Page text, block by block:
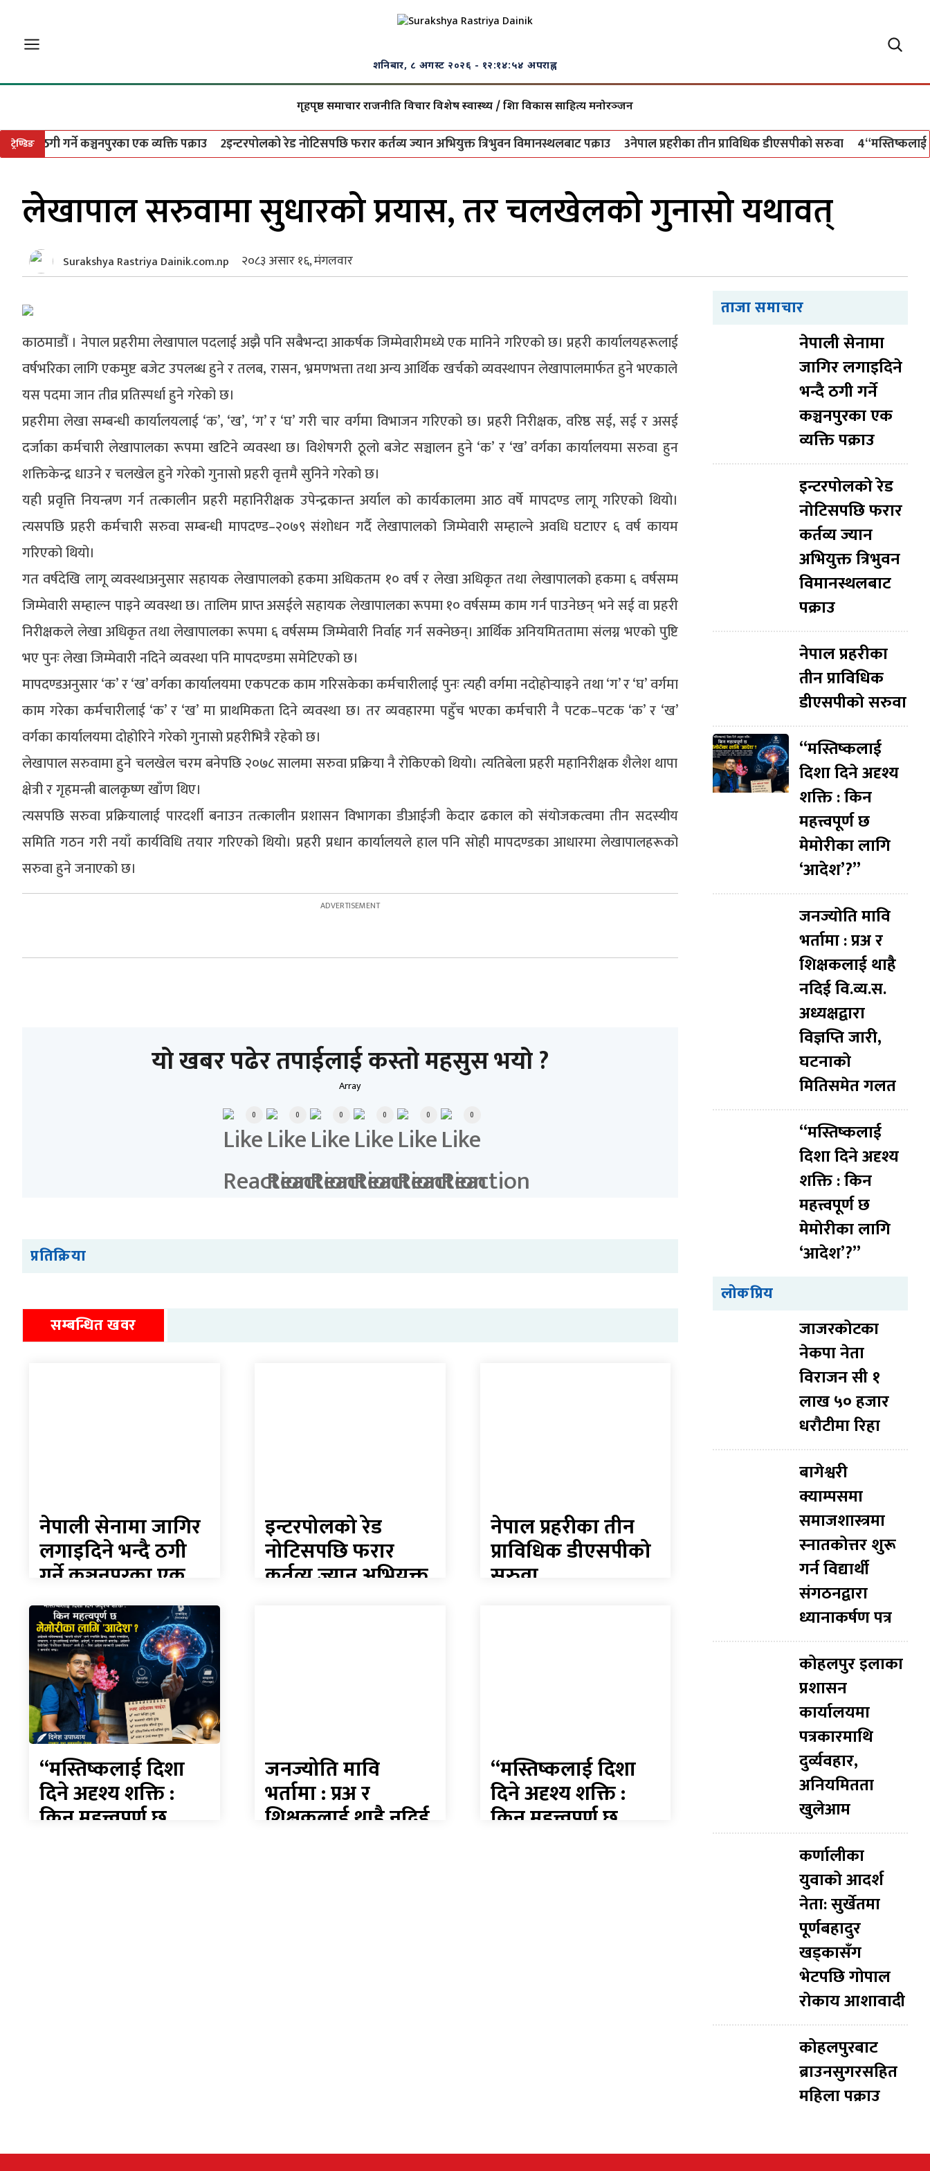
शनिबार, ८ अगस्ट २०२६ - १२:१४:५५ अपराह्न
गृहपृष्ठसमाचारराजनीतिविचारविशेषस्वास्थ्य / शिक्षाविकाससाहित्यमनोरञ्जन
ट्रेण्डिङ
ठगी गर्ने कञ्चनपुरका एक व्यक्ति पक्राउ 2इन्टरपोलको रेड नोटिसपछि फरार कर्तव्य ज्यान अभियुक्त त्रिभुवन विमानस्थलबाट पक्राउ 3नेपाल प्रहरीका तीन प्राविधिक डीएसपीको सरुवा 4“मस्तिष्कलाई
लेखापाल सरुवामा सुधारको प्रयास, तर चलखेलको गुनासो यथावत्
Surakshya Rastriya Dainik.com.np २०८३ असार १६, मंगलवार
काठमाडौं । नेपाल प्रहरीमा लेखापाल पदलाई अझै पनि सबैभन्दा आकर्षक जिम्मेवारीमध्ये एक मानिने गरिएको छ। प्रहरी कार्यालयहरूलाई
वर्षभरिका लागि एकमुष्ट बजेट उपलब्ध हुने र तलब, रासन, भ्रमणभत्ता तथा अन्य आर्थिक खर्चको व्यवस्थापन लेखापालमार्फत हुने भएकाले
यस पदमा जान तीव्र प्रतिस्पर्धा हुने गरेको छ।
प्रहरीमा लेखा सम्बन्धी कार्यालयलाई ‘क’, ‘ख’, ‘ग’ र ‘घ’ गरी चार वर्गमा विभाजन गरिएको छ। प्रहरी निरीक्षक, वरिष्ठ सई, सई र असई
दर्जाका कर्मचारी लेखापालका रूपमा खटिने व्यवस्था छ। विशेषगरी ठूलो बजेट सञ्चालन हुने ‘क’ र ‘ख’ वर्गका कार्यालयमा सरुवा हुन
शक्तिकेन्द्र धाउने र चलखेल हुने गरेको गुनासो प्रहरी वृत्तमै सुनिने गरेको छ।
यही प्रवृत्ति नियन्त्रण गर्न तत्कालीन प्रहरी महानिरीक्षक उपेन्द्रकान्त अर्याल को कार्यकालमा आठ वर्षे मापदण्ड लागू गरिएको थियो।
त्यसपछि प्रहरी कर्मचारी सरुवा सम्बन्धी मापदण्ड–२०७९ संशोधन गर्दै लेखापालको जिम्मेवारी सम्हाल्ने अवधि घटाएर ६ वर्ष कायम
गरिएको थियो।
गत वर्षदेखि लागू व्यवस्थाअनुसार सहायक लेखापालको हकमा अधिकतम १० वर्ष र लेखा अधिकृत तथा लेखापालको हकमा ६ वर्षसम्म
जिम्मेवारी सम्हाल्न पाइने व्यवस्था छ। तालिम प्राप्त असईले सहायक लेखापालका रूपमा १० वर्षसम्म काम गर्न पाउनेछन् भने सई वा प्रहरी
निरीक्षकले लेखा अधिकृत तथा लेखापालका रूपमा ६ वर्षसम्म जिम्मेवारी निर्वाह गर्न सक्नेछन्। आर्थिक अनियमिततामा संलग्न भएको पुष्टि
भए पुनः लेखा जिम्मेवारी नदिने व्यवस्था पनि मापदण्डमा समेटिएको छ।
मापदण्डअनुसार ‘क’ र ‘ख’ वर्गका कार्यालयमा एकपटक काम गरिसकेका कर्मचारीलाई पुनः त्यही वर्गमा नदोहोर्‍याइने तथा ‘ग’ र ‘घ’ वर्गमा
काम गरेका कर्मचारीलाई ‘क’ र ‘ख’ मा प्राथमिकता दिने व्यवस्था छ। तर व्यवहारमा पहुँच भएका कर्मचारी नै पटक–पटक ‘क’ र ‘ख’
वर्गका कार्यालयमा दोहोरिने गरेको गुनासो प्रहरीभित्रै रहेको छ।
लेखापाल सरुवामा हुने चलखेल चरम बनेपछि २०७८ सालमा सरुवा प्रक्रिया नै रोकिएको थियो। त्यतिबेला प्रहरी महानिरीक्षक शैलेश थापा
क्षेत्री र गृहमन्त्री बालकृष्ण खाँण थिए।
त्यसपछि सरुवा प्रक्रियालाई पारदर्शी बनाउन तत्कालीन प्रशासन विभागका डीआईजी केदार ढकाल को संयोजकत्वमा तीन सदस्यीय
समिति गठन गरी नयाँ कार्यविधि तयार गरिएको थियो। प्रहरी प्रधान कार्यालयले हाल पनि सोही मापदण्डका आधारमा लेखापालहरूको
सरुवा हुने जनाएको छ।
यो खबर पढेर तपाईलाई कस्तो महसुस भयो ?
Array
0 0 0 0 0 0
प्रतिक्रिया
सम्बन्धित खवर
नेपाली सेनामा जागिर
लगाइदिने भन्दै ठगी
गर्ने कञ्चनपुरका एक
व्यक्ति पक्राउ
इन्टरपोलको रेड
नोटिसपछि फरार
कर्तव्य ज्यान अभियुक्त
नेपाल प्रहरीका तीन
प्राविधिक डीएसपीको
सरुवा
“मस्तिष्कलाई दिशा
दिने अदृश्य शक्ति :
किन महत्त्वपूर्ण छ
जनज्योति मावि
भर्तामा : प्रअ र
शिक्षकलाई थाहै नदिई
“मस्तिष्कलाई दिशा
दिने अदृश्य शक्ति :
किन महत्त्वपूर्ण छ
ताजा समाचार
नेपाली सेनामा
जागिर लगाइदिने
भन्दै ठगी गर्ने
कञ्चनपुरका एक
व्यक्ति पक्राउ
इन्टरपोलको रेड
नोटिसपछि फरार
कर्तव्य ज्यान
अभियुक्त त्रिभुवन
विमानस्थलबाट
पक्राउ
नेपाल प्रहरीका
तीन प्राविधिक
डीएसपीको सरुवा
“मस्तिष्कलाई
दिशा दिने अदृश्य
शक्ति : किन
महत्त्वपूर्ण छ
मेमोरीका लागि
‘आदेश’?”
जनज्योति मावि
भर्तामा : प्रअ र
शिक्षकलाई थाहै
नदिई वि.व्य.स.
अध्यक्षद्वारा
विज्ञप्ति जारी,
घटनाको
मितिसमेत गलत
“मस्तिष्कलाई
दिशा दिने अदृश्य
शक्ति : किन
महत्त्वपूर्ण छ
मेमोरीका लागि
‘आदेश’?”
लोकप्रिय
जाजरकोटका
नेकपा नेता
विराजन सी १
लाख ५० हजार
धरौटीमा रिहा
बागेश्वरी
क्याम्पसमा
समाजशास्त्रमा
स्नातकोत्तर शुरू
गर्न विद्यार्थी
संगठनद्वारा
ध्यानाकर्षण पत्र
कोहलपुर इलाका
प्रशासन
कार्यालयमा
पत्रकारमाथि
दुर्व्यवहार,
अनियमितता
खुलेआम
कर्णालीका
युवाको आदर्श
नेता: सुर्खेतमा
पूर्णबहादुर
खड्कासँग
भेटपछि गोपाल
रोकाय आशावादी
कोहलपुरबाट
ब्राउनसुगरसहित
महिला पक्राउ